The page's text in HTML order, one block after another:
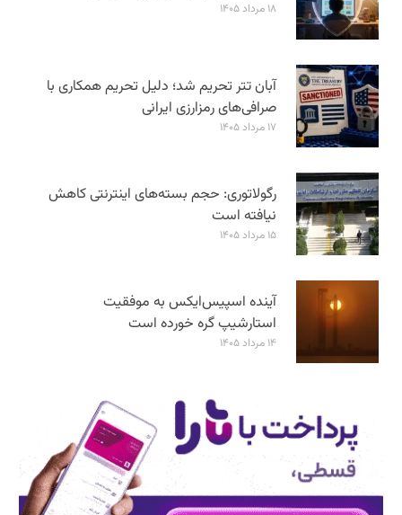
۱۸ مرداد ۱۴۰۵
آبان تتر تحریم شد؛ دلیل تحریم همکاری با
صرافی‌های رمزارزی ایرانی
۱۷ مرداد ۱۴۰۵
رگولاتوری: حجم بسته‌های اینترنتی کاهش
نیافته است
۱۵ مرداد ۱۴۰۵
آینده اسپیس‌ایکس به موفقیت
استارشیپ گره خورده است
۱۴ مرداد ۱۴۰۵